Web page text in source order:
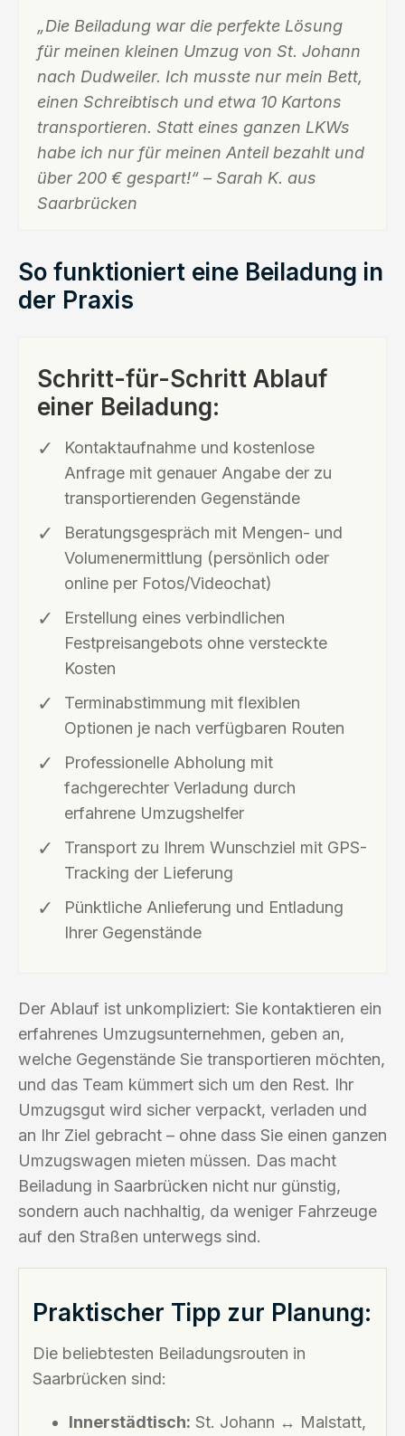
„Die Beiladung war die perfekte Lösung
für meinen kleinen Umzug von St. Johann
nach Dudweiler. Ich musste nur mein Bett,
einen Schreibtisch und etwa 10 Kartons
transportieren. Statt eines ganzen LKWs
habe ich nur für meinen Anteil bezahlt und
über 200 € gespart!“ – Sarah K. aus
Saarbrücken
So funktioniert eine Beiladung in
der Praxis
Schritt-für-Schritt Ablauf
einer Beiladung:
Kontaktaufnahme und kostenlose
Anfrage mit genauer Angabe der zu
transportierenden Gegenstände
Beratungsgespräch mit Mengen- und
Volumenermittlung (persönlich oder
online per Fotos/Videochat)
Erstellung eines verbindlichen
Festpreisangebots ohne versteckte
Kosten
Terminabstimmung mit flexiblen
Optionen je nach verfügbaren Routen
Professionelle Abholung mit
fachgerechter Verladung durch
erfahrene Umzugshelfer
Transport zu Ihrem Wunschziel mit GPS-
Tracking der Lieferung
Pünktliche Anlieferung und Entladung
Ihrer Gegenstände
Der Ablauf ist unkompliziert: Sie kontaktieren ein
erfahrenes Umzugsunternehmen, geben an,
welche Gegenstände Sie transportieren möchten,
und das Team kümmert sich um den Rest. Ihr
Umzugsgut wird sicher verpackt, verladen und
an Ihr Ziel gebracht – ohne dass Sie einen ganzen
Umzugswagen mieten müssen. Das macht
Beiladung in Saarbrücken nicht nur günstig,
sondern auch nachhaltig, da weniger Fahrzeuge
auf den Straßen unterwegs sind.
Praktischer Tipp zur Planung:
Die beliebtesten Beiladungsrouten in
Saarbrücken sind:
Innerstädtisch: St. Johann ↔ Malstatt,